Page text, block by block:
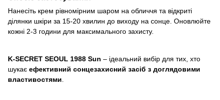
Нанесіть крем рівномірним шаром на обличчя та відкриті
ділянки шкіри за 15-20 хвилин до виходу на сонце. Оновлюйте
кожні 2-3 години для максимального захисту.
K-SECRET SEOUL 1988 Sun – ідеальний вибір для тих, хто
шукає ефективний сонцезахисний засіб з доглядовими
властивостями